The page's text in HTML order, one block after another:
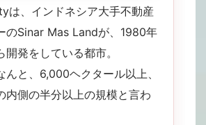
は、インドネシア大手不動産
のSinar Mas Landが、1980年
発をしている都市。
んと、6,000ヘクタール以上、
内側の半分以上の規模と言わ